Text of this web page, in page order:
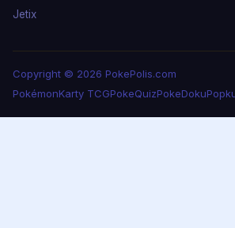
Jetix
Copyright © 2026 PokePolis.com
PokémonKarty TCGPokeQuizPokeDoku